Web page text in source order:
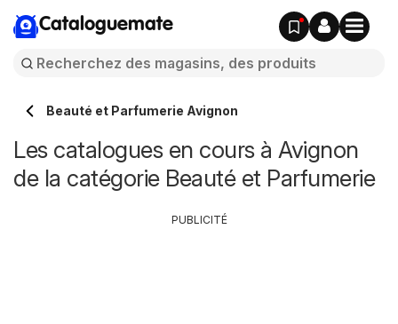
Cataloguemate
Beauté et Parfumerie Avignon
Les catalogues en cours à Avignon
de la catégorie Beauté et Parfumerie
PUBLICITÉ